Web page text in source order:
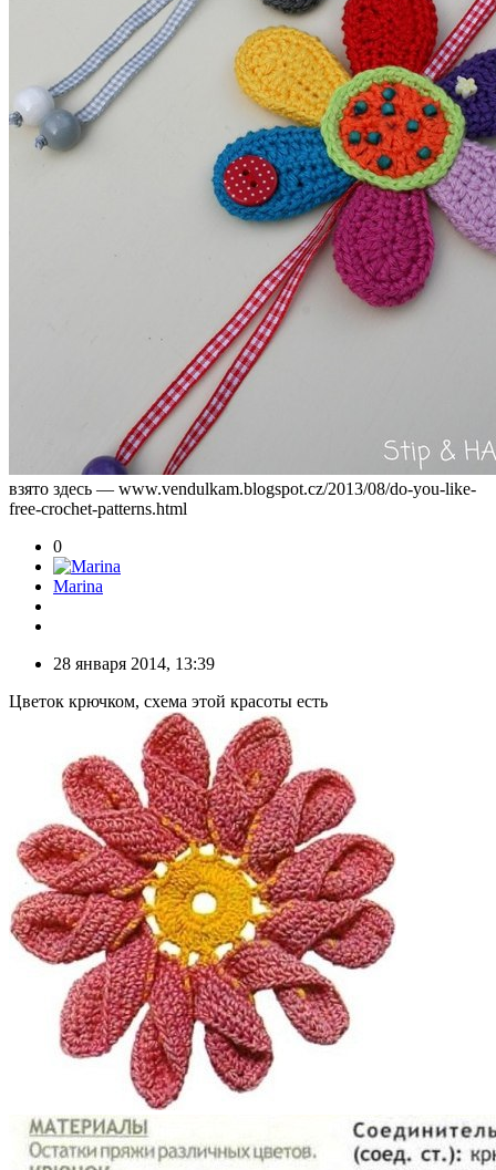
взято здесь — www.vendulkam.blogspot.cz/2013/08/do-you-like-
free-crochet-patterns.html
0
Marina
28 января 2014, 13:39
Цветок крючком, схема этой красоты есть